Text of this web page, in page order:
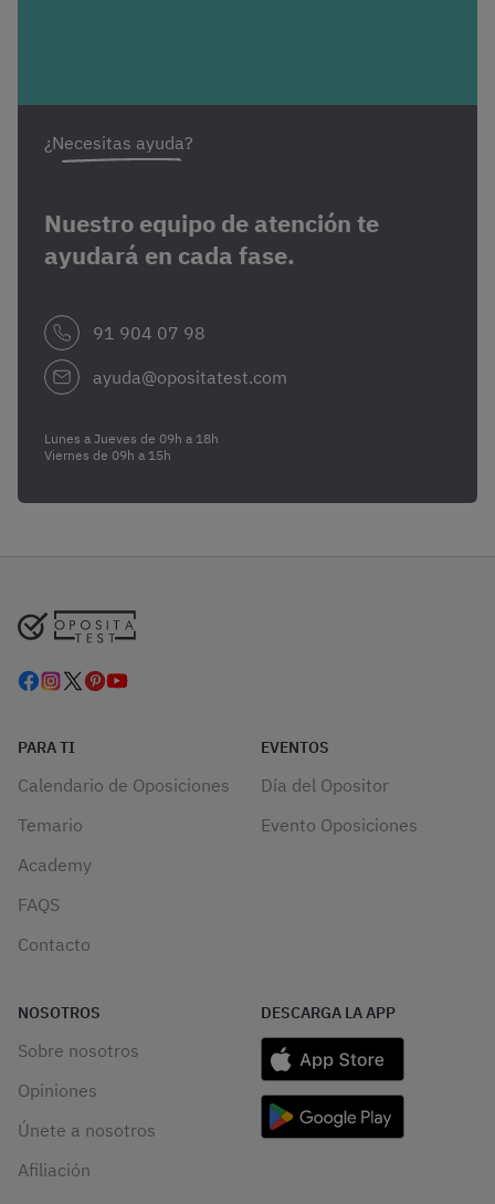
¿Necesitas ayuda?
Nuestro equipo de atención te
ayudará en cada fase.
91 904 07 98
ayuda@opositatest.com
Lunes a Jueves de 09h a 18h
Viernes de 09h a 15h